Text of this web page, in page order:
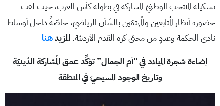
تشكيلة المنتخب الوطنيّ المشاركة في بطولة كأس العرب، حيث لفت
حضوره أنظار المُتابعين والمُهتمّين بالشّأن الرياضيّ، خاصّةً داخل أوساط
نادي الحكمة وعددٍ من محبّي كرة القدم الأردنيّة. المزيدهنا
إضاءة شجرة الميلاد في “أم الجمال” تؤكِّد عمق المُشاركة الدّينيّة
وتاريخ الوجود المسيحيّ في المنطقة